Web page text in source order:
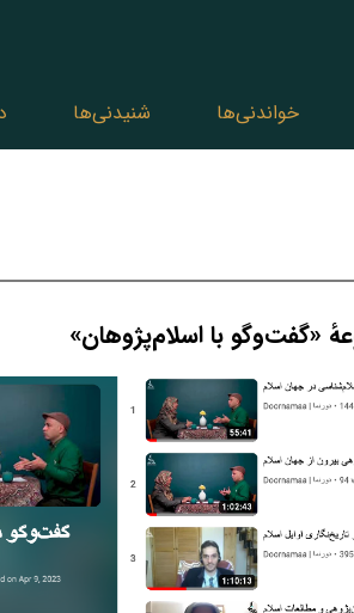
خواندنی‌ها شنیدنی‌ها
«گفت‌وگو با اسلام‌پژوهان»